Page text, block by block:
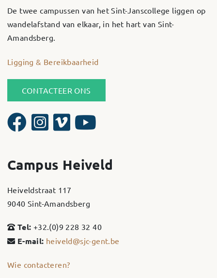
De twee campussen van het Sint-Janscollege liggen op
wandelafstand van elkaar, in het hart van Sint-
Amandsberg.
Ligging & Bereikbaarheid
CONTACTEER ONS
Campus Heiveld
Heiveldstraat 117
9040 Sint-Amandsberg
Tel: +32.(0)9 228 32 40
E-mail: heiveld@sjc-gent.be
Wie contacteren?